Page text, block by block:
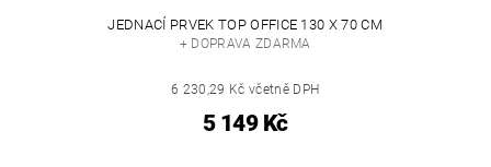
JEDNACÍ PRVEK TOP OFFICE 130 X 70 CM
+ DOPRAVA ZDARMA
6 230,29 Kč včetně DPH
5 149 Kč